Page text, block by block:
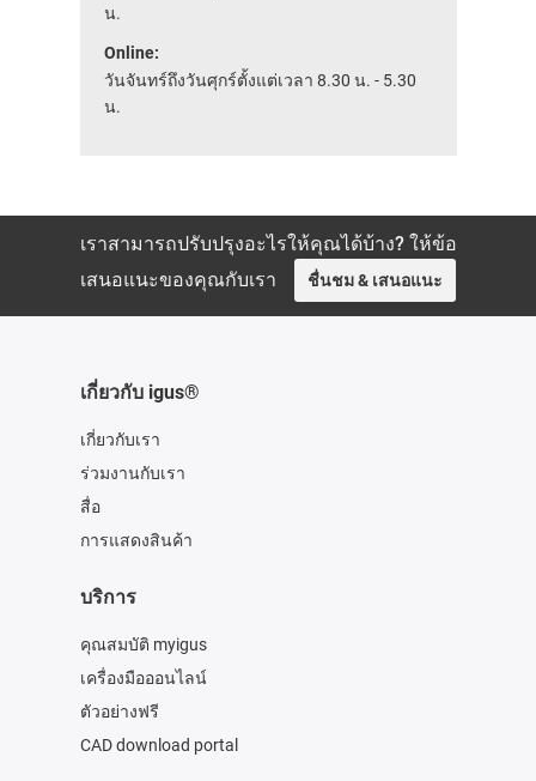
น.
Online:
วันจันทร์ถึงวันศุกร์ตั้งแต่เวลา 8.30 น. - 5.30
น.
เราสามารถปรับปรุงอะไรให้คุณได้บ้าง? ให้ข้อ
เสนอแนะของคุณกับเรา
ชื่นชม & เสนอแนะ
เกี่ยวกับ igus®
เกี่ยวกับเรา
ร่วมงานกับเรา
สื่อ
การแสดงสินค้า
บริการ
คุณสมบัติ myigus
เครื่องมือออนไลน์
ตัวอย่างฟรี
CAD download portal